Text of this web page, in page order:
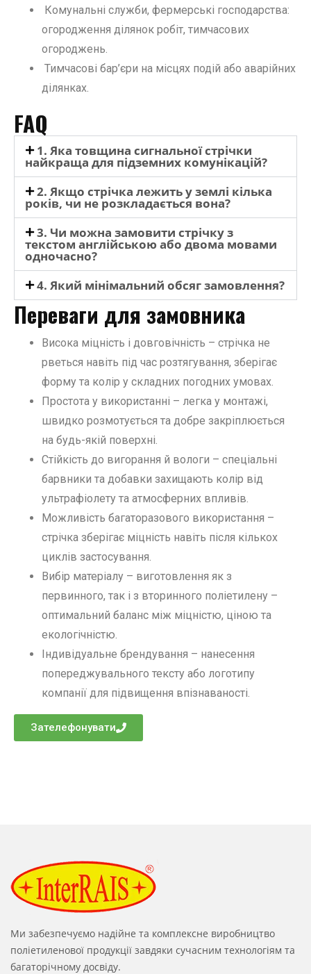
Комунальні служби, фермерські господарства:
огородження ділянок робіт, тимчасових
огороджень.
Тимчасові бар’єри на місцях подій або аварійних
ділянках.
FAQ
1. Яка товщина сигнальної стрічки
найкраща для підземних комунікацій?
2. Якщо стрічка лежить у землі кілька
років, чи не розкладається вона?
3. Чи можна замовити стрічку з
текстом англійською або двома мовами
одночасно?
4. Який мінімальний обсяг замовлення?
Переваги для замовника
Висока міцність і довговічність – стрічка не
рветься навіть під час розтягування, зберігає
форму та колір у складних погодних умовах.
Простота у використанні – легка у монтажі,
швидко розмотується та добре закріплюється
на будь-якій поверхні.
Стійкість до вигорання й вологи – спеціальні
барвники та добавки захищають колір від
ультрафіолету та атмосферних впливів.
Можливість багаторазового використання –
стрічка зберігає міцність навіть після кількох
циклів застосування.
Вибір матеріалу – виготовлення як з
первинного, так і з вторинного поліетилену –
оптимальний баланс між міцністю, ціною та
екологічністю.
Індивідуальне брендування – нанесення
попереджувального тексту або логотипу
компанії для підвищення впізнаваності.
Зателефонувати
Ми забезпечуємо надійне та комплексне виробництво
поліетиленової продукції завдяки сучасним технологіям та
багаторічному досвіду.